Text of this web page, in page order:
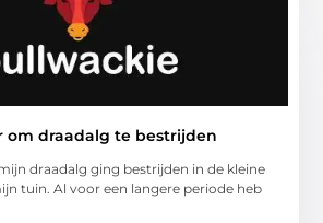
om draadalg te bestrijden
draadalg ging bestrijden in de kleine
tuin. Al voor een langere periode heb